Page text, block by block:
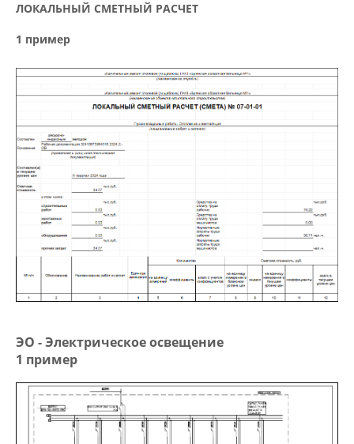
ЛОКАЛЬНЫЙ СМЕТНЫЙ РАСЧЕТ
1 пример
ЭО - Электрическое освещение
1 пример